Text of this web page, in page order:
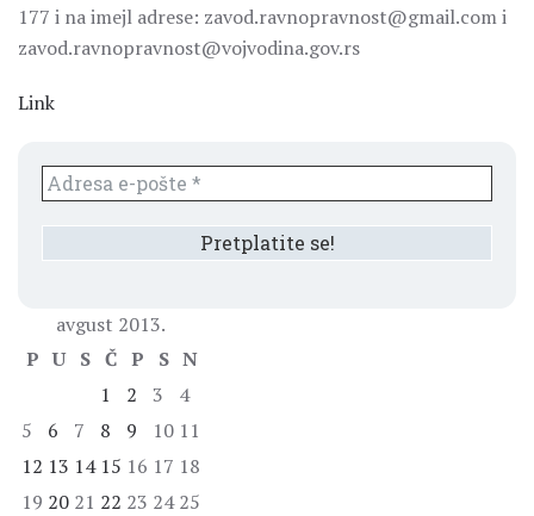
177 i na imejl adrese: zavod.ravnopravnost@gmail.com i
zavod.ravnopravnost@vojvodina.gov.rs
Link
avgust 2013.
P U S Č P S N
1
2 3
4
5
6 7 8 9 10 11
12 13 14 15 16 17 18
19 20 21 22 23 24 25